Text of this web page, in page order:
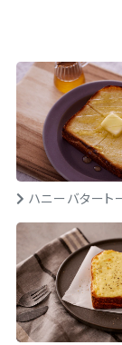
ハニーバタート